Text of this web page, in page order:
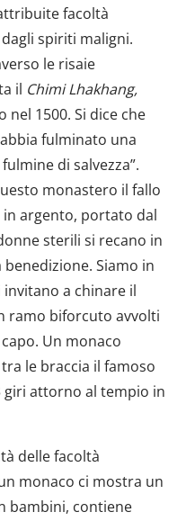
facoltà
spiriti maligni.
le risaie
il Chimi Lhakhang,
1500. Si dice che
fulminato una
di salvezza”.
monastero il fallo
argento, portato dal
sterili si recano in
Siamo in
a chinare il
ramo biforcuto avvolti
Un monaco
le braccia il famoso
giri attorno al tempio in
delle facoltà
monaco ci mostra un
bambini, contiene